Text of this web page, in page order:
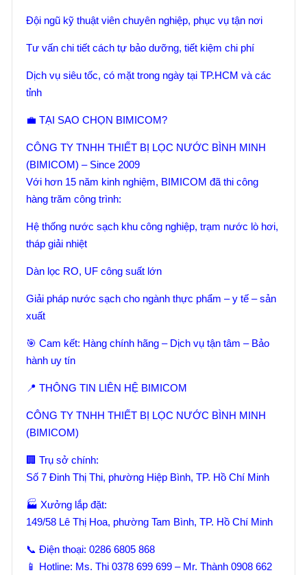
Đội ngũ kỹ thuật viên chuyên nghiệp, phục vụ tận nơi
Tư vấn chi tiết cách tự bảo dưỡng, tiết kiệm chi phí
Dịch vụ siêu tốc, có mặt trong ngày tại TP.HCM và các
tỉnh
💼 TẠI SAO CHỌN BIMICOM?
CÔNG TY TNHH THIẾT BỊ LỌC NƯỚC BÌNH MINH
(BIMICOM) – Since 2009
Với hơn 15 năm kinh nghiệm, BIMICOM đã thi công
hàng trăm công trình:
Hệ thống nước sạch khu công nghiệp, trạm nước lò hơi,
tháp giải nhiệt
Dàn lọc RO, UF công suất lớn
Giải pháp nước sạch cho ngành thực phẩm – y tế – sản
xuất
🎯 Cam kết: Hàng chính hãng – Dịch vụ tận tâm – Bảo
hành uy tín
📍 THÔNG TIN LIÊN HỆ BIMICOM
CÔNG TY TNHH THIẾT BỊ LỌC NƯỚC BÌNH MINH
(BIMICOM)
🏢 Trụ sở chính:
Số 7 Đinh Thị Thi, phường Hiệp Bình, TP. Hồ Chí Minh
🏭 Xưởng lắp đặt:
149/58 Lê Thị Hoa, phường Tam Bình, TP. Hồ Chí Minh
📞 Điện thoại: 0286 6805 868
📱 Hotline: Ms. Thi 0378 699 699 – Mr. Thành 0908 662